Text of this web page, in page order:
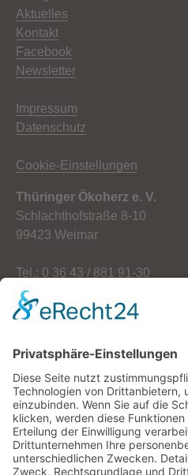
Aktuelles
Kontakt
Facebook
Newsletter
Impressum
Datenschutz
Cookie-Einstellungen
Thüringer Ökoherz e. V.
Schlachthofstraße 8-10
99423 Weimar
Tel.: 0 36 43 / 881 91-30
Fax: 0 36 43 / 881 91-59
E-Mail: info[at]oekoherz.de
Vereinsvorsitzende:
Maria Streitferdt